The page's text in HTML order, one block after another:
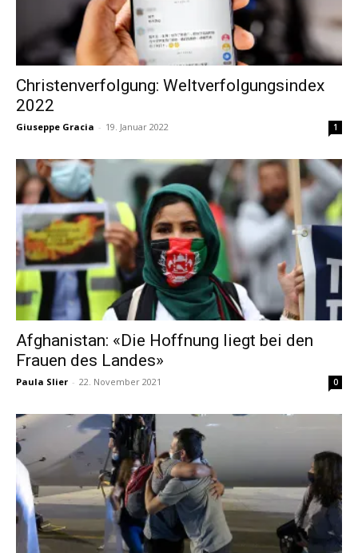
Christenverfolgung: Weltverfolgungsindex
2022
Giuseppe Gracia - 19. Januar 2022 1
Afghanistan: «Die Hoffnung liegt bei den
Frauen des Landes»
Paula Slier - 22. November 2021 0